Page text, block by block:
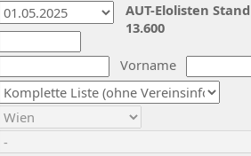
Vorname
AUT-Elolisten
13.600